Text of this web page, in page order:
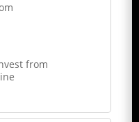
from